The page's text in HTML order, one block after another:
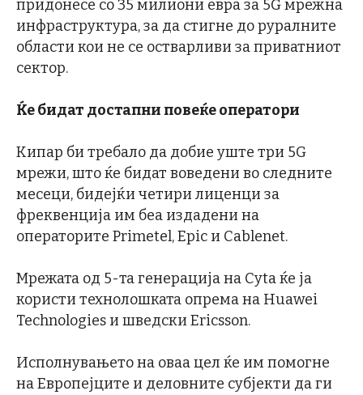
придонесе со 35 милиони евра за 5G мрежна
инфраструктура, за да стигне до руралните
области кои не се остварливи за приватниот
сектор.
Ќебидат достапниповеќеоператори
Кипар би требало да добие уште три 5G
мрежи, што ќе бидат воведени во следните
месеци, бидејќи четири лиценци за
фреквенција им беа издадени на
операторите Primetel, Epic и Cablenet.
Мрежата од 5-та генерација на Cyta ќе ја
користи технолошката опрема на Huawei
Technologies и шведски Ericsson.
Исполнувањето на оваа цел ќе им помогне
на Европејците и деловните субјекти да ги